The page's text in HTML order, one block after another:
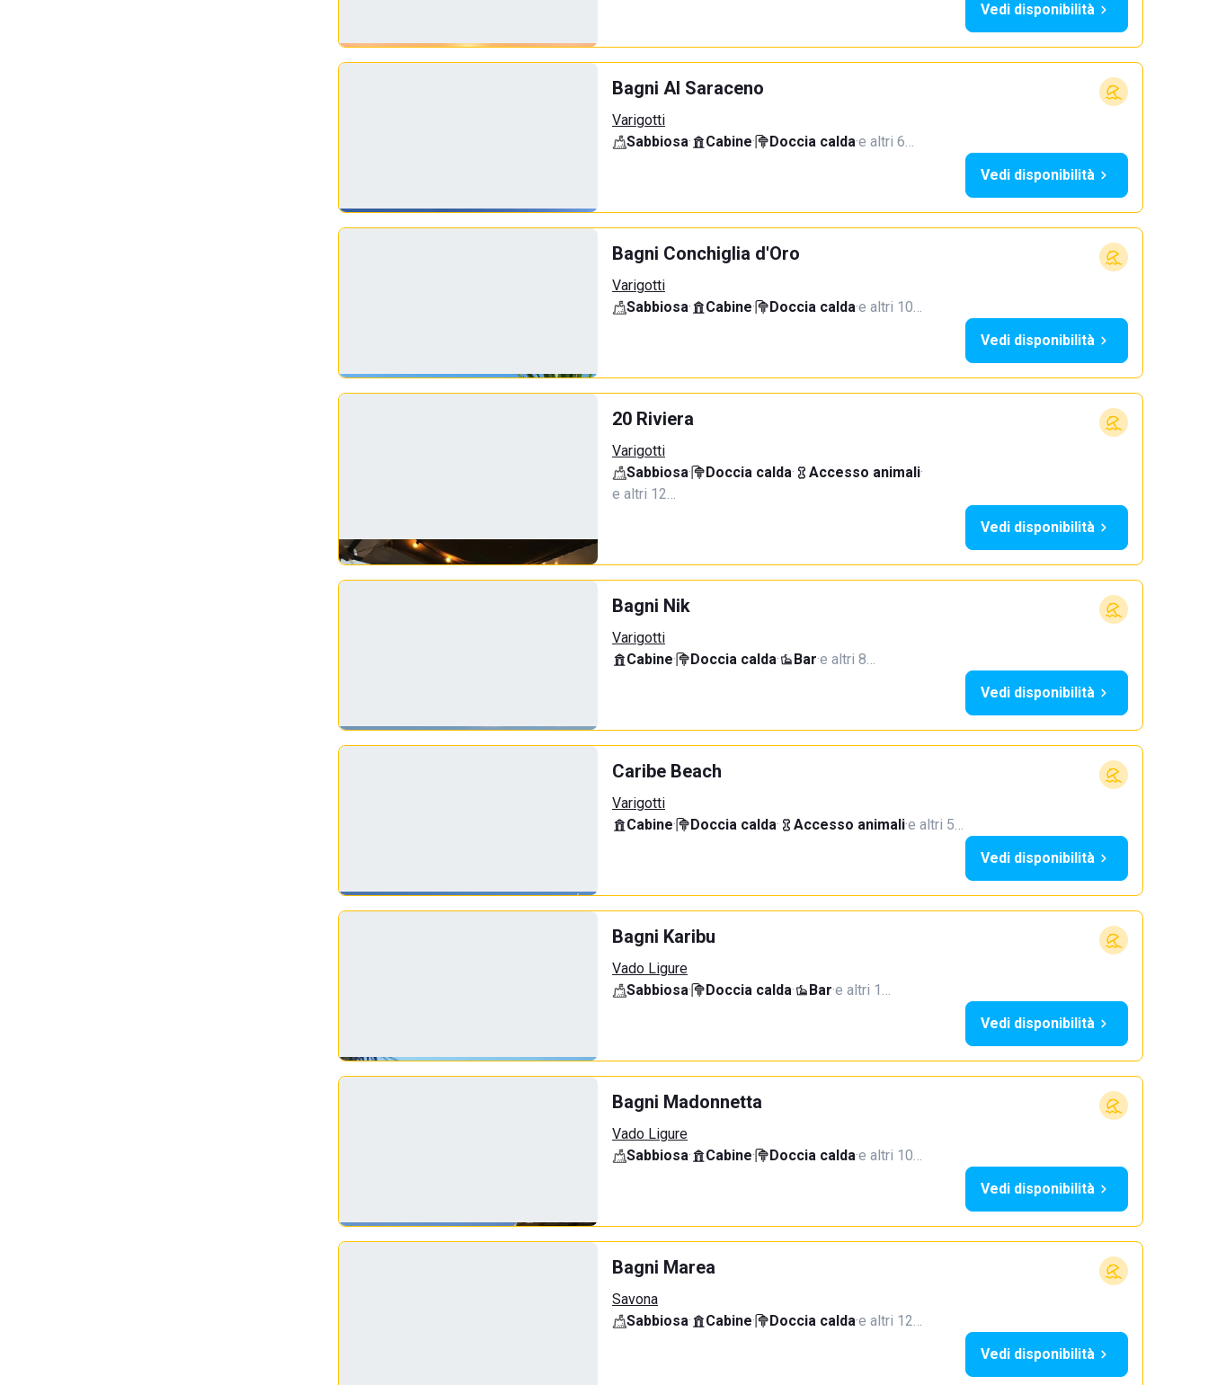
Vedi disponibilità
Bagni Al Saraceno
Varigotti
Sabbiosa· Cabine· Doccia calda·e altri 6…
Vedi disponibilità
Bagni Conchiglia d'Oro
Varigotti
Sabbiosa· Cabine· Doccia calda·e altri 10…
Vedi disponibilità
20 Riviera
Varigotti
Sabbiosa· Doccia calda· Accesso animali·
e altri 12…
Vedi disponibilità
Bagni Nik
Varigotti
Cabine· Doccia calda· Bar·e altri 8…
Vedi disponibilità
Caribe Beach
Varigotti
Cabine· Doccia calda· Accesso animali·e altri 5…
Vedi disponibilità
Bagni Karibu
Vado Ligure
Sabbiosa· Doccia calda· Bar·e altri 1…
Vedi disponibilità
Bagni Madonnetta
Vado Ligure
Sabbiosa· Cabine· Doccia calda·e altri 10…
Vedi disponibilità
Bagni Marea
Savona
Sabbiosa· Cabine· Doccia calda·e altri 12…
Vedi disponibilità